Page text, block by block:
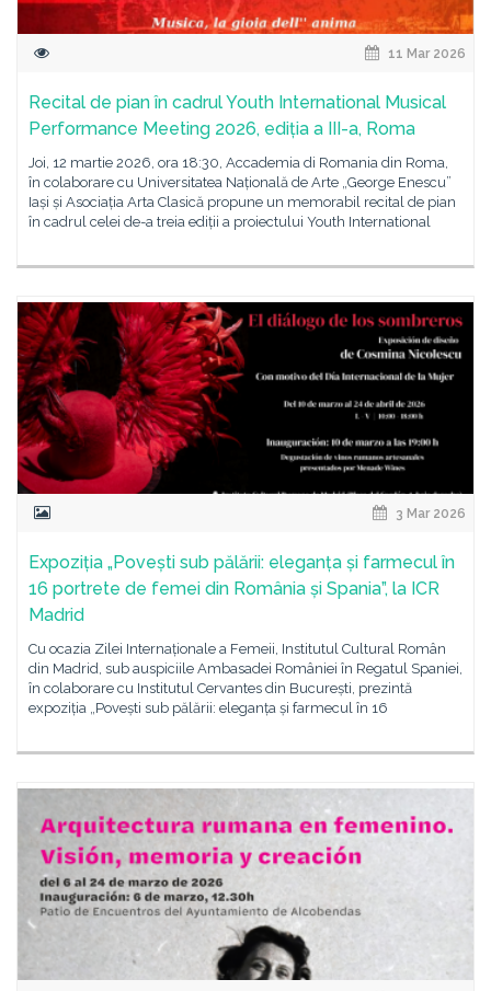
11 Mar 2026
Recital de pian în cadrul Youth International Musical
Performance Meeting 2026, ediția a III-a, Roma
Joi, 12 martie 2026, ora 18:30, Accademia di Romania din Roma,
în colaborare cu Universitatea Națională de Arte „George Enescu”
Iași și Asociația Arta Clasică propune un memorabil recital de pian
în cadrul celei de-a treia ediții a proiectului Youth International
3 Mar 2026
Expoziția „Povești sub pălării: eleganța și farmecul în
16 portrete de femei din România și Spania”, la ICR
Madrid
Cu ocazia Zilei Internaționale a Femeii, Institutul Cultural Român
din Madrid, sub auspiciile Ambasadei României în Regatul Spaniei,
în colaborare cu Institutul Cervantes din București, prezintă
expoziția „Povești sub pălării: eleganța și farmecul în 16